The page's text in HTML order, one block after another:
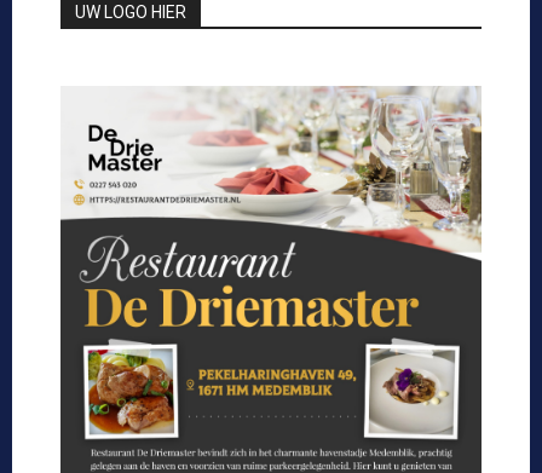
UW LOGO HIER